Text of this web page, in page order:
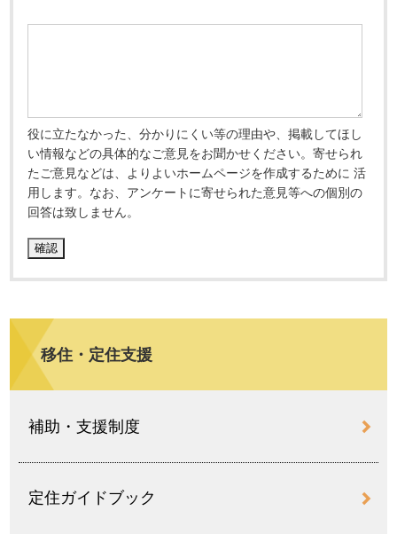
役に立たなかった、分かりにくい等の理由や、掲載してほし
い情報などの具体的なご意見をお聞かせください。寄せられ
たご意見などは、よりよいホームページを作成するために 活
用します。なお、アンケートに寄せられた意見等への個別の
回答は致しません。
移住・定住支援
補助・支援制度
定住ガイドブック